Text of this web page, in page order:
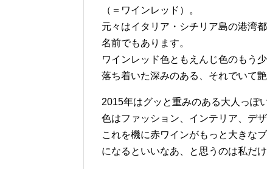
（＝ワインレッド）。
元々はイタリア・シチリア島の港湾
名前でもあります。
ワインレッド色ともえんじ色のもう
落ち着いた深みのある、それでいて艶
2015年はグッと重みのある大人っぽ
色はファッション、インテリア、デ
これを機に赤ワインがもっと大きな
になるといいなあ、と思うのは私だ